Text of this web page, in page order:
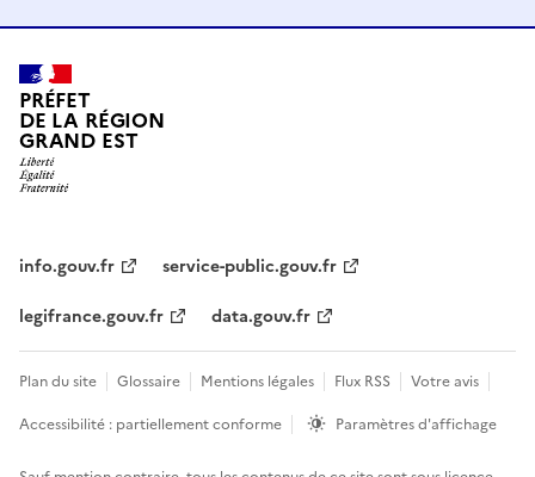
PRÉFET
DE LA RÉGION
GRAND EST
info.gouv.fr
service-public.gouv.fr
legifrance.gouv.fr
data.gouv.fr
Plan du site Glossaire Mentions légales Flux RSS
Votre avis
Accessibilité : partiellement conforme
Paramètres d'affichage